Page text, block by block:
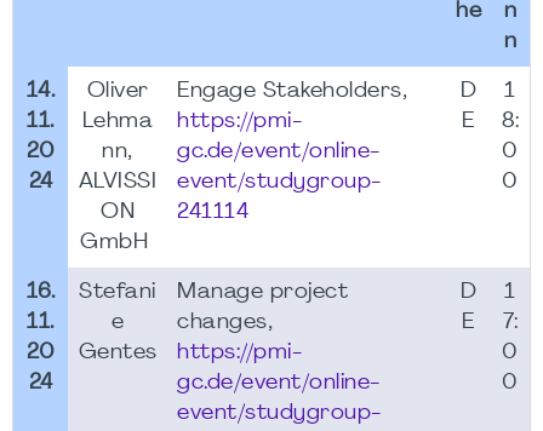
he
n
n
14.
11.
20
24
Oliver
Lehma
nn,
ALVISSI
ON
GmbH
Engage Stakeholders,
https://pmi-
gc.de/event/online-
event/studygroup-
241114
D
E
1
8:
0
0
16.
11.
20
24
Stefani
e
Gentes
Manage project
changes,
https://pmi-
gc.de/event/online-
event/studygroup-
D
E
1
7:
0
0